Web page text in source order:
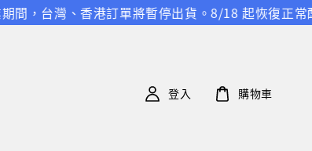
訂單將暫停出貨。8/18 起恢復正常配送，期間官
登入 購物車